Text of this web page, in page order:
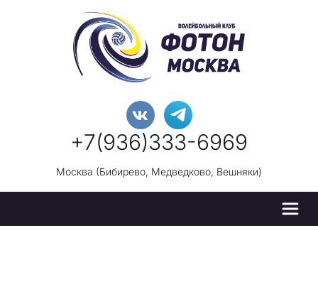
+7(936)333-6969
Москва (Бибирево, Медведково, Вешняки)